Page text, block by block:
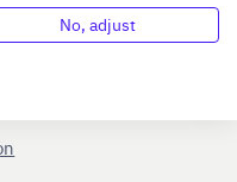
No, adjust